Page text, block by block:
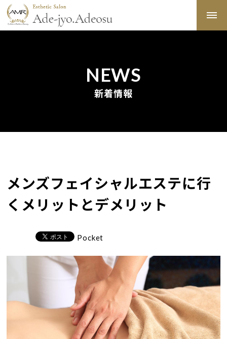
NEWS
新着情報
メンズフェイシャルエステに行
くメリットとデメリット
Pocket